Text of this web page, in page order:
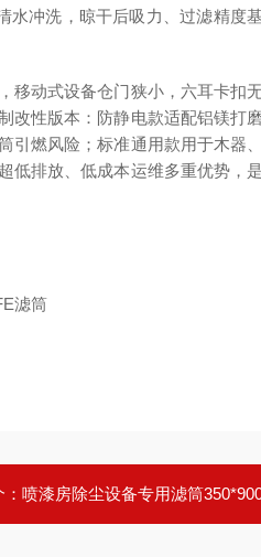
水冲洗，晾干后吸力、过滤精度
移动式设备仓门狭小，六耳卡扣
改性版本：防静电款适配铝镁打
引燃风险；标准通用款用于木器
低排放、低成本运维多重优势，
喷漆房除尘设备专用滤筒350*900